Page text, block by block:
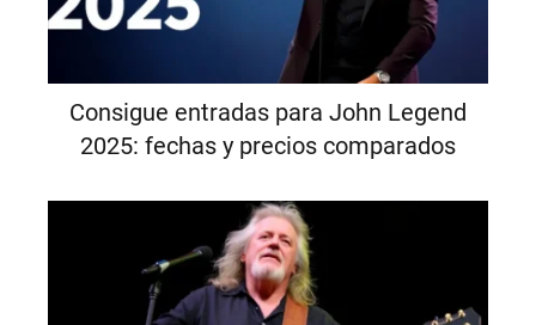
Consigue entradas para John Legend
2025: fechas y precios comparados